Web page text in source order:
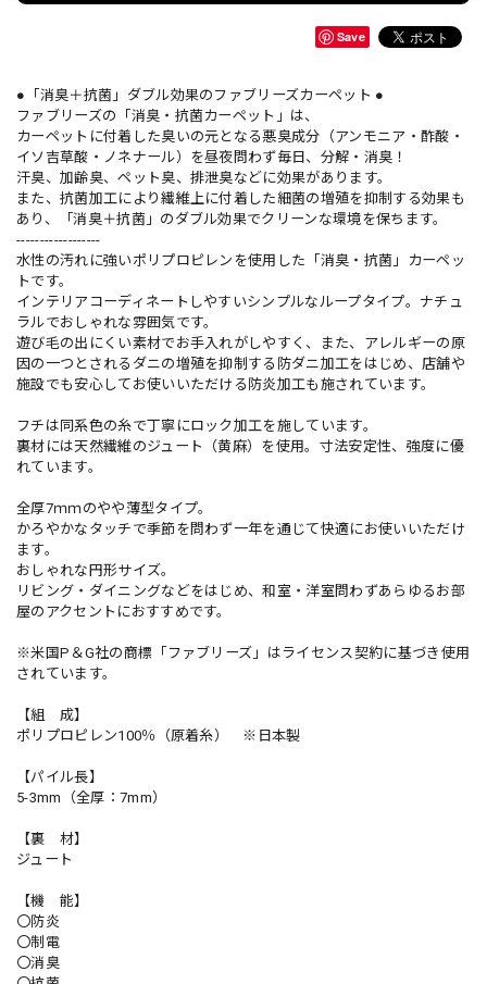
Save
●「消臭＋抗菌」ダブル効果のファブリーズカーペット ●
ファブリーズの「消臭・抗菌カーペット」は、
カーペットに付着した臭いの元となる悪臭成分（アンモニア・酢酸・
イソ吉草酸・ノネナール）を昼夜問わず毎日、分解・消臭！
汗臭、加齢臭、ペット臭、排泄臭などに効果があります。
また、抗菌加工により繊維上に付着した細菌の増殖を抑制する効果も
あり、「消臭＋抗菌」のダブル効果でクリーンな環境を保ちます。
------------------
水性の汚れに強いポリプロピレンを使用した「消臭・抗菌」カーペッ
トです。
インテリアコーディネートしやすいシンプルなループタイプ。ナチュ
ラルでおしゃれな雰囲気です。
遊び毛の出にくい素材でお手入れがしやすく、また、アレルギーの原
因の一つとされるダニの増殖を抑制する防ダニ加工をはじめ、店舗や
施設でも安心してお使いいただける防炎加工も施されています。
フチは同系色の糸で丁寧にロック加工を施しています。
裏材には天然繊維のジュート（黄麻）を使用。寸法安定性、強度に優
れています。
全厚7ｍｍのやや薄型タイプ。
かろやかなタッチで季節を問わず一年を通じて快適にお使いいただけ
ます。
おしゃれな円形サイズ。
リビング・ダイニングなどをはじめ、和室・洋室問わずあらゆるお部
屋のアクセントにおすすめです。
※米国P＆G社の商標「ファブリーズ」はライセンス契約に基づき使用
されています。
【組 成】
ポリプロピレン100％（原着糸） ※日本製
【パイル長】
5-3mm（全厚：7mm）
【裏 材】
ジュート
【機 能】
〇防炎
〇制電
〇消臭